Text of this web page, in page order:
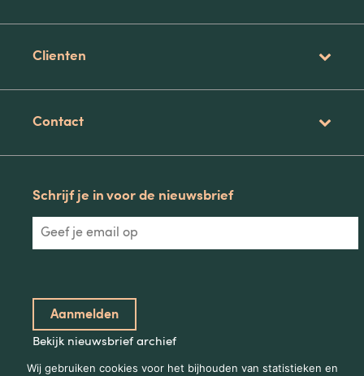
Clienten
Contact
Schrijf je in voor de nieuwsbrief
Bekijk nieuwsbrief archief
Wij gebruiken cookies voor het bijhouden van statistieken en